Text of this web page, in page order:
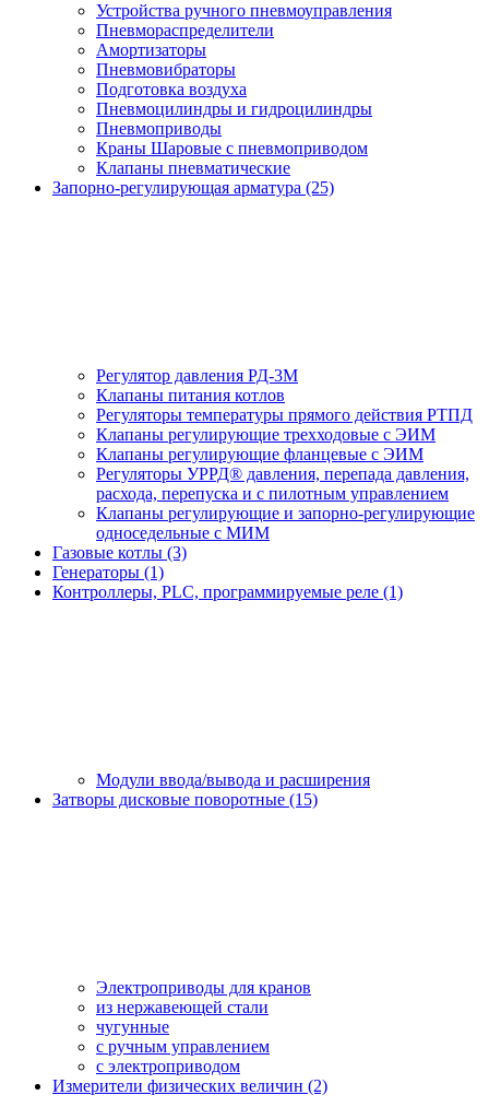
Устройства ручного пневмоуправления
Пневмораспределители
Амортизаторы
Пневмовибраторы
Подготовка воздуха
Пневмоцилиндры и гидроцилиндры
Пневмоприводы
Краны Шаровые с пневмоприводом
Клапаны пневматические
Запорно-регулирующая арматура (25)
Регулятор давления РД-3М
Клапаны питания котлов
Регуляторы температуры прямого действия РТПД
Клапаны регулирующие трехходовые с ЭИМ
Клапаны регулирующие фланцевые с ЭИМ
Регуляторы УРРД® давления, перепада давления,
расхода, перепуска и с пилотным управлением
Клапаны регулирующие и запорно-регулирующие
односедельные с МИМ
Газовые котлы (3)
Генераторы (1)
Контроллеры, PLС, программируемые реле (1)
Модули ввода/вывода и расширения
Затворы дисковые поворотные (15)
Электроприводы для кранов
из нержавеющей стали
чугунные
с ручным управлением
c электроприводом
Измерители физических величин (2)